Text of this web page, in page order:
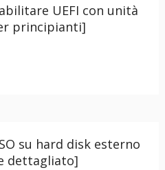
UEFI con unità
principianti]
su hard disk esterno
dettagliato]